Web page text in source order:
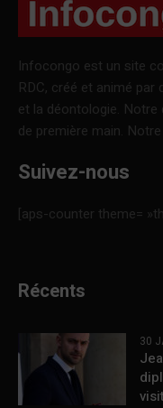
Infocongo est un site
RDC, créé et animé par
et la déontologie.
de première main.
Suivez-nous
[aps-counter theme=
Récents
30